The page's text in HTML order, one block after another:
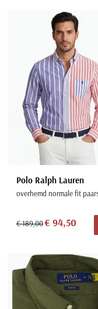
Polo Ralph Lauren
€ 189,00€ 94,50